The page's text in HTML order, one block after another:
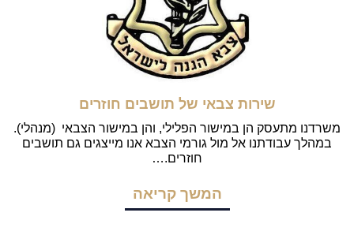
שירות צבאי של תושבים חוזרים
משרדנו מתעסק הן במישור הפלילי, והן במישור הצבאי (מנהלי).
במהלך עבודתנו אל מול גורמי הצבא אנו מייצגים גם תושבים
חוזרים.…
המשך קריאה